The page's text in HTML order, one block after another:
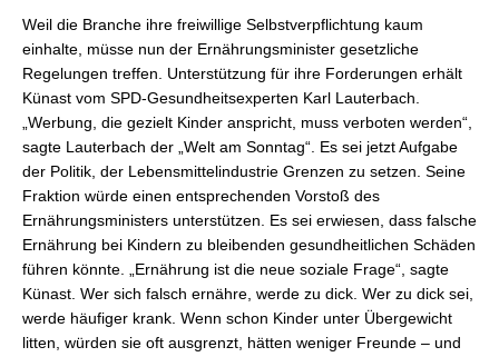
Weil die Branche ihre freiwillige Selbstverpflichtung kaum
einhalte, müsse nun der Ernährungsminister gesetzliche
Regelungen treffen. Unterstützung für ihre Forderungen erhält
Künast vom SPD-Gesundheitsexperten Karl Lauterbach.
„Werbung, die gezielt Kinder anspricht, muss verboten werden“,
sagte Lauterbach der „Welt am Sonntag“. Es sei jetzt Aufgabe
der Politik, der Lebensmittelindustrie Grenzen zu setzen. Seine
Fraktion würde einen entsprechenden Vorstoß des
Ernährungsministers unterstützen. Es sei erwiesen, dass falsche
Ernährung bei Kindern zu bleibenden gesundheitlichen Schäden
führen könnte. „Ernährung ist die neue soziale Frage“, sagte
Künast. Wer sich falsch ernähre, werde zu dick. Wer zu dick sei,
werde häufiger krank. Wenn schon Kinder unter Übergewicht
litten, würden sie oft ausgrenzt, hätten weniger Freunde – und